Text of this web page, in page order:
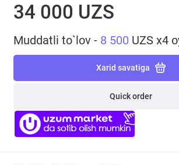
34 000 UZS
Muddatli to`lov - 8 500 UZS x4
Xarid savatiga
Quick order